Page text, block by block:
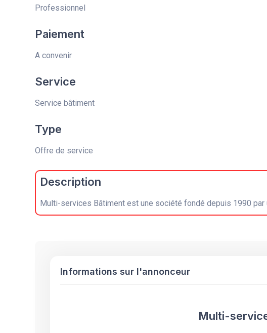
Professionnel
Paiement
A convenir
Service
Service bâtiment
Type
Offre de service
Description
Multi-services Bâtiment est une société fondé depuis 1990 par
Informations sur l'annonceur
Multi-